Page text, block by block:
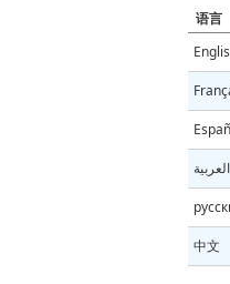
语言
العربية
中文